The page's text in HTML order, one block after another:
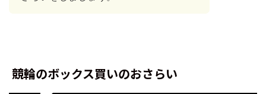
競輪のボックス買いのおさらい